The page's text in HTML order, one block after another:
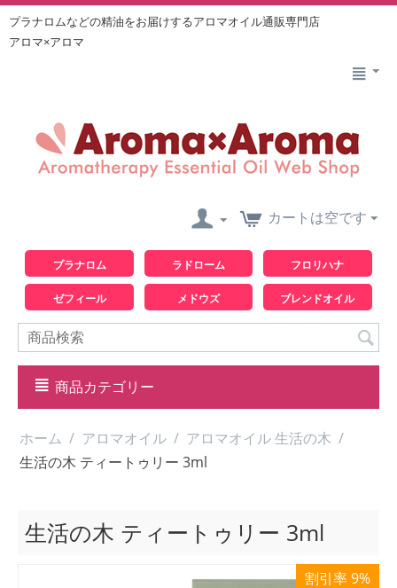
プラナロムなどの精油をお届けするアロマオイル通販専門店
アロマ×アロマ
カートは空です
プラナロム ラドローム フロリハナ
ゼフィール メドウズ ブレンドオイル
商品カテゴリー
ホーム / アロマオイル / アロマオイル 生活の木 /
生活の木 ティートゥリー 3ml
生活の木 ティートゥリー 3ml
割引率 9%